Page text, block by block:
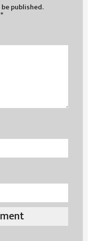
published.
*